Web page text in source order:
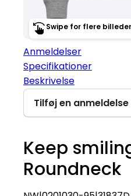
Swipe for flere billeder
Anmeldelser
Specifikationer
Beskrivelse
Tilføj en anmeldelse
Keep
Roundneck